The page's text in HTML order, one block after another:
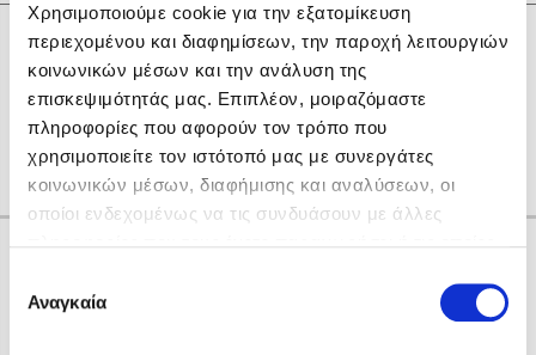
Χρησιμοποιούμε cookie για την εξατομίκευση
περιεχομένου και διαφημίσεων, την παροχή λειτουργιών
κοινωνικών μέσων και την ανάλυση της
επισκεψιμότητάς μας. Επιπλέον, μοιραζόμαστε
πληροφορίες που αφορούν τον τρόπο που
χρησιμοποιείτε τον ιστότοπό μας με συνεργάτες
κοινωνικών μέσων, διαφήμισης και αναλύσεων, οι
οποίοι ενδεχομένως να τις συνδυάσουν με άλλες
των υπηρεσιών τους. Αν συνεχίσετε να χρησιμοποιείτε
την ιστοσελίδα μας, συναινείτε στη χρήση των cookies
συγκατάθεσης
Αναγκαία
Δημοφιλή Βιβλία
Lidia Branković
Το ξενοδοχείο των συναισθημάτων
Αποτελέσματα
C F L R V Θ Ι Μ Ο
gr